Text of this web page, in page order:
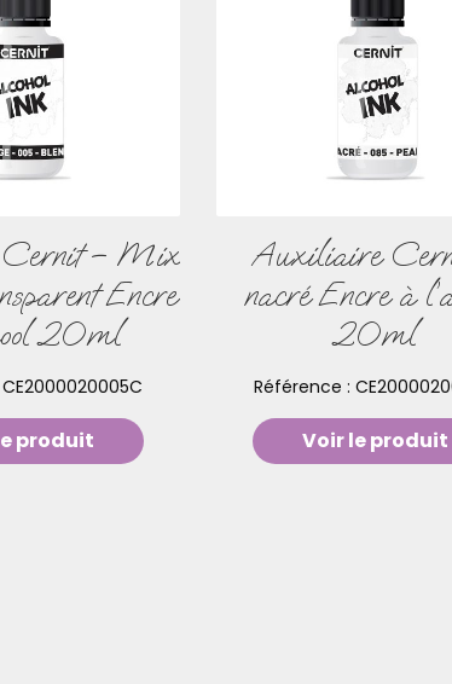
– Mix
Encre
20ml
CE2000020005C
produit
Auxiliaire
nacré Encre à
20ml
Référence :
Voir le produit